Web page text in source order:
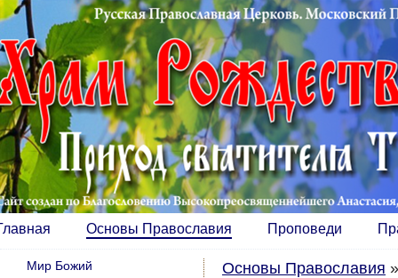
Основы Православия Проповеди
Основы Православия
Мир Божий